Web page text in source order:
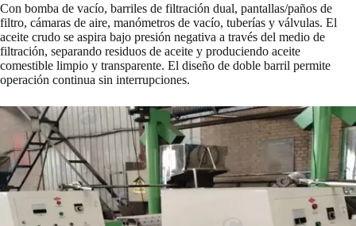
Con bomba de vacío, barriles de filtración dual, pantallas/paños de
filtro, cámaras de aire, manómetros de vacío, tuberías y válvulas. El
aceite crudo se aspira bajo presión negativa a través del medio de
filtración, separando residuos de aceite y produciendo aceite
comestible limpio y transparente. El diseño de doble barril permite
operación continua sin interrupciones.